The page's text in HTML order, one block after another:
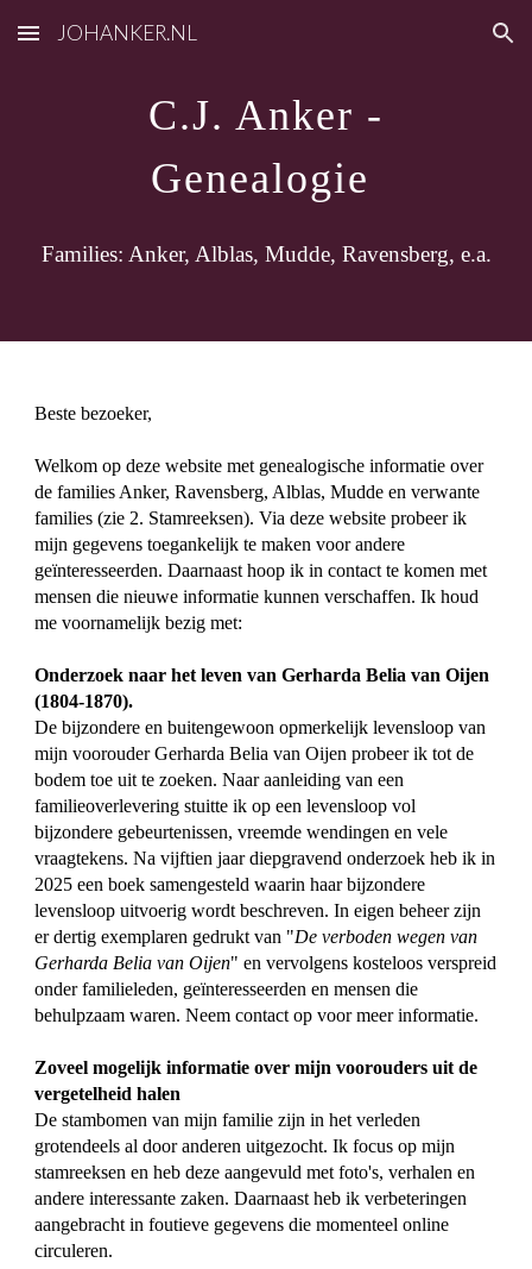
Skip to main content Skip to navigation
JOHANKER.NL
C.J. Anker -
Genealogie
Families: Anker, Alblas, Mudde, Ravensberg, e.a.
Beste bezoeker,
Welkom op deze website met genealogische informatie over
de families Anker, Ravensberg, Alblas, Mudde en verwante
families (zie 2. Stamreeksen). Via deze website probeer ik
mijn gegevens toegankelijk te maken voor andere
geïnteresseerden. Daarnaast hoop ik in contact te komen met
mensen die nieuwe informatie kunnen verschaffen. Ik houd
me voornamelijk bezig met:
Onderzoek naar het leven van Gerharda Belia van Oijen
(1804-1870).
De bijzondere en buitengewoon opmerkelijk levensloop van
mijn voorouder Gerharda Belia van Oijen probeer ik tot de
bodem toe uit te zoeken. Naar aanleiding van een
familieoverlevering stuitte ik op een levensloop vol
bijzondere gebeurtenissen, vreemde wendingen en vele
vraagtekens. Na vijftien jaar diepgravend onderzoek heb ik in
2025 een boek samengesteld waarin haar bijzondere
levensloop uitvoerig wordt beschreven. In eigen beheer zijn
er dertig exemplaren gedrukt van "De verboden wegen van
Gerharda Belia van Oijen" en vervolgens kosteloos verspreid
onder familieleden, geïnteresseerden en mensen die
behulpzaam waren. Neem contact op voor meer informatie.
Zoveel mogelijk informatie over mijn voorouders uit de
vergetelheid halen
De stambomen van mijn familie zijn in het verleden
grotendeels al door anderen uitgezocht. Ik focus op mijn
stamreeksen en heb deze aangevuld met foto's, verhalen en
andere interessante zaken. Daarnaast heb ik verbeteringen
aangebracht in foutieve gegevens die momenteel online
circuleren.